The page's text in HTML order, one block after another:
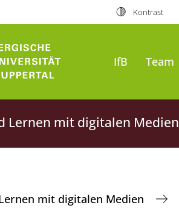
Kontrast
IfB Team
Lernen mit digitalen Medien
mit digitalen Medien